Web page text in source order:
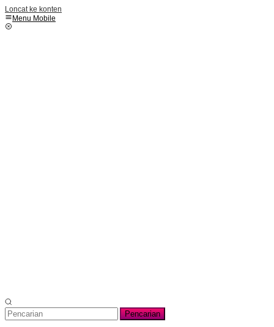
Loncat ke konten
Menu Mobile
Pencarian